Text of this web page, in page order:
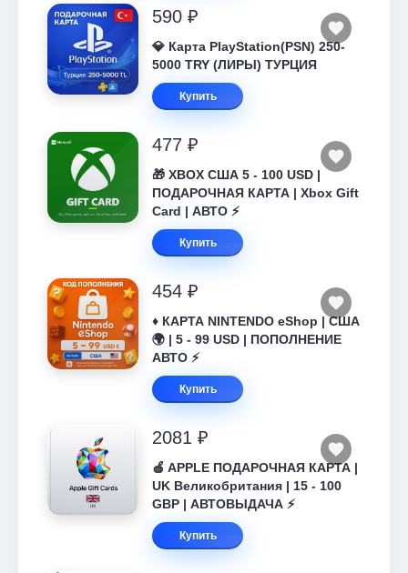
590 ₽
💎 Карта PlayStation(PSN) 250-
5000 TRY (ЛИРЫ) ТУРЦИЯ
Купить
477 ₽
🎁 XBOX США 5 - 100 USD |
ПОДАРОЧНАЯ КАРТА | Xbox Gift
Card | АВТО ⚡
Купить
454 ₽
♦️ КАРТА NINTENDO eShop | США
🌍 | 5 - 99 USD | ПОПОЛНЕНИЕ
АВТО ⚡
Купить
2081 ₽
🍎 APPLE ПОДАРОЧНАЯ КАРТА |
UK Великобритания | 15 - 100
GBP | АВТОВЫДАЧА ⚡️
Купить